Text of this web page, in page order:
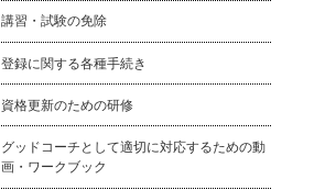
講習・試験の免除
登録に関する各種手続き
資格更新のための研修
グッドコーチとして適切に対応するための動
画・ワークブック